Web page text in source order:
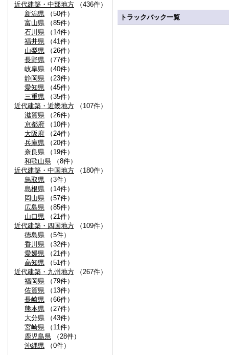
近代建築・中部地方 （436件）
新潟県 （50件）
富山県 （85件）
石川県 （14件）
福井県 （41件）
山梨県 （26件）
長野県 （77件）
岐阜県 （40件）
静岡県 （23件）
愛知県 （45件）
三重県 （35件）
近代建築・近畿地方 （107件）
滋賀県 （26件）
京都府 （10件）
大阪府 （24件）
兵庫県 （20件）
奈良県 （19件）
和歌山県 （8件）
近代建築・中国地方 （180件）
鳥取県 （3件）
島根県 （14件）
岡山県 （57件）
広島県 （85件）
山口県 （21件）
近代建築・四国地方 （109件）
徳島県 （5件）
香川県 （32件）
愛媛県 （21件）
高知県 （51件）
近代建築・九州地方 （267件）
福岡県 （79件）
佐賀県 （13件）
長崎県 （66件）
熊本県 （27件）
大分県 （43件）
宮崎県 （11件）
鹿児島県 （28件）
沖縄県 （0件）
トラックバック一覧